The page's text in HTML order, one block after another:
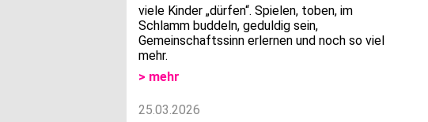
viele Kinder „dürfen“. Spielen, toben, im
Schlamm buddeln, geduldig sein,
Gemeinschaftssinn erlernen und noch so viel
mehr.
> mehr
25.03.2026